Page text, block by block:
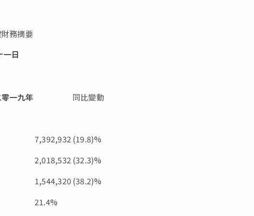
務摘要
一日
一九年
同比變動
7,392,932 (19.8)%
2,018,532 (32.3)%
1,544,320 (38.2)%
21.4%